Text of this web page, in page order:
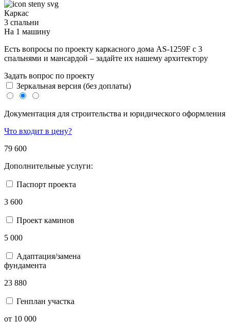
Каркас
3 спальни
На 1 машину
Есть вопросы по проекту каркасного дома AS-1259F с 3
спальнями и мансардой – задайте их нашему архитектору
Задать вопрос по проекту
Зеркальная версия (без доплаты)
Документация для строительства и юридического оформления
Что входит в цену?
79 600
Дополнительные услуги:
Паспорт проекта
3 600
Проект каминов
5 000
Адаптация/замена
фундамента
23 880
Генплан участка
от 10 000